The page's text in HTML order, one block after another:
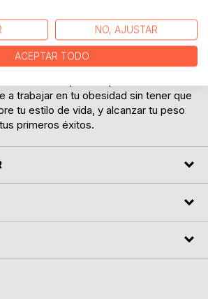
que son más pesadas de lo que eran
sufrió de obesidad durante mucho
a trabajar en tu obesidad sin tener que
tu estilo de vida, y alcanzar tu peso
primeros éxitos.
NO, AJUSTAR
ACEPTAR TODO